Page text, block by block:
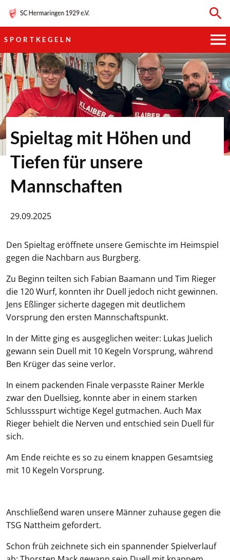
SPORTKEGELN
HAUPTVEREIN
SPORTKEGELN
FUSSBALL
GYMNASTIK
Spieltag mit Höhen und
Tiefen für unsere
Mannschaften
29.09.2025
Den Spieltag eröffnete unsere Gemischte im Heimspiel
gegen die Nachbarn aus Burgberg.
Zu Beginn teilten sich Fabian Baamann und Tim Rieger
die 120 Wurf, konnten ihr Duell jedoch nicht gewinnen.
Jens Eßlinger sicherte dagegen mit deutlichem
Vorsprung den ersten Mannschaftspunkt.
In der Mitte ging es ausgeglichen weiter: Lukas Juelich
gewann sein Duell mit 10 Kegeln Vorsprung, während
Ben Krüger das seine verlor.
In einem packenden Finale verpasste Rainer Merkle
zwar den Duellsieg, konnte aber in einem starken
Schlussspurt wichtige Kegel gutmachen. Auch Max
Rieger behielt die Nerven und entschied sein Duell für
sich.
Am Ende reichte es so zu einem knappen Gesamtsieg
mit 10 Kegeln Vorsprung.
Anschließend waren unsere Männer zuhause gegen die
TSG Nattheim gefordert.
Schon früh zeichnete sich ein spannender Spielverlauf